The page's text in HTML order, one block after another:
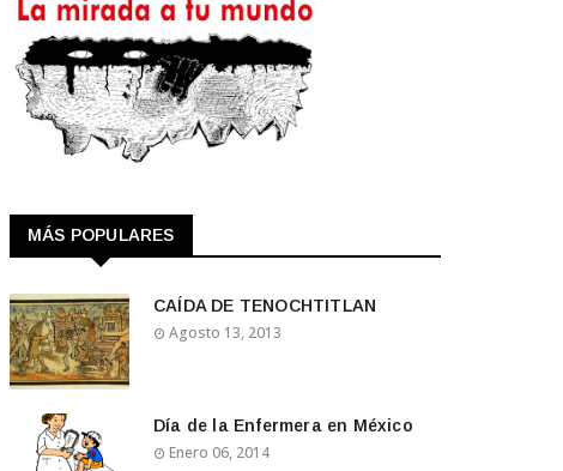
MÁS POPULARES
CAÍDA DE TENOCHTITLAN
Agosto 13, 2013
Día de la Enfermera en México
Enero 06, 2014